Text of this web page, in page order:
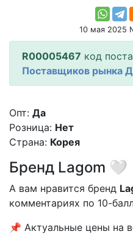
10 мая 2025
R00005467 код
Поставщиков рынка
Опт: Да
Розница: Нет
Страна: Корея
Бренд Lagom 🤍
А вам нравится бренд
комментариях по 10-
📌 Актуальные цены на